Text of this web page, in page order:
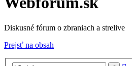
Diskusné fórum o zbraniach a strelive
Prejsť na obsah